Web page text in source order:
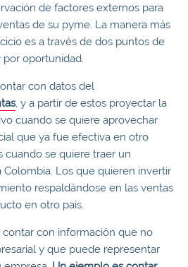
de factores externos para
de su pyme. La manera más
es a través de dos puntos de
oportunidad.
con datos del
, y a partir de estos proyectar la
cuando se quiere aprovechar
que ya fue efectiva en otro
cuando se quiere traer un
Los que quieren invertir
respaldándose en las ventas
en otro país.
contar con información que no
y que puede representar